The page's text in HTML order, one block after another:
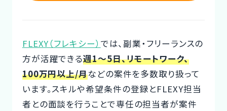
開発手法と体制
Development method
フリーランス副業ノウハウ
Freelance Know-How
FLEXY（フレキシー） では、副業・フリーランスの
方が活躍できる週1～5日、リモートワーク、
100万円以上/月などの案件を多数取り扱って
います。スキルや希望条件の登録とFLEXY担当
者との面談を行うことで専任の担当者が案件